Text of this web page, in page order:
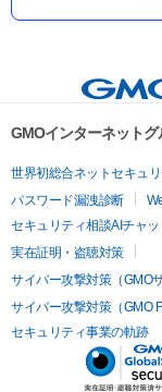
GMOインターネット
世界初総合ネットセキュ
パスワード漏洩診断
セキュリティ相談AIチャッ
実在証明・盗聴対策
サイバー攻撃対策（GMO
サイバー攻撃対策（GMO
セキュリティ事業の軌跡